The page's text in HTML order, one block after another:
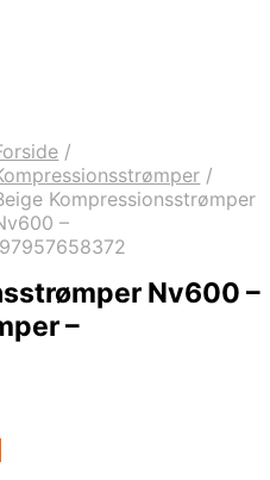
/
/
Kompressionsstrømper
–
Nv600 –
–